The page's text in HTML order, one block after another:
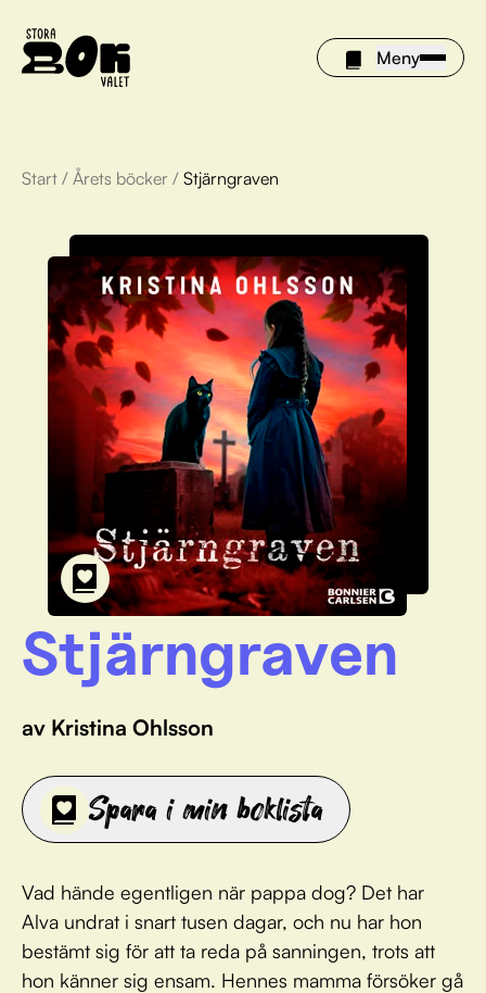
Meny
Årets böcker
Om Stora bokvalet
Olivia tipsar
Vinnare
FAQ
För bibliotek
Start / Årets böcker / Stjärngraven
Stjärngraven
av Kristina Ohlsson
Spara i min boklista
Vad hände egentligen när pappa dog? Det har
Alva undrat i snart tusen dagar, och nu har hon
bestämt sig för att ta reda på sanningen, trots att
hon känner sig ensam. Hennes mamma försöker gå